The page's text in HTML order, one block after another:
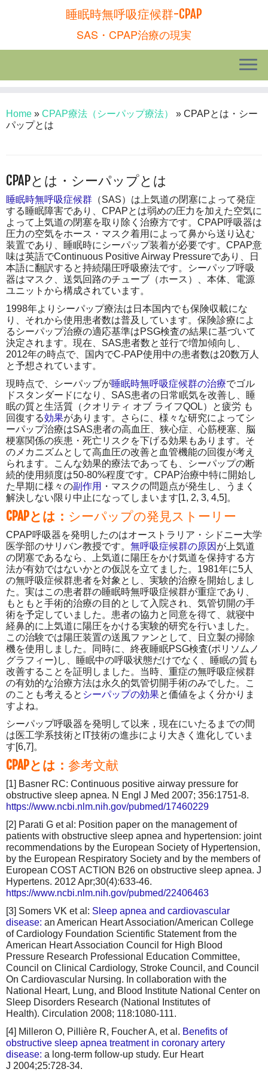
睡眠時無呼吸症候群-CPAP
SAS・CPAP治療の現実
Home » CPAP療法（シーパップ療法） » CPAPとは・シー
パップとは
CPAPとは・シーパップとは
睡眠時無呼吸症候群 （SAS）は上気道の閉塞によって発症
する睡眠障害であり、CPAPとは弱めの圧力を加えた空気に
よって上気道の閉塞を取り除く治療方です。CPAP呼吸器は
圧力の空気をホース・マスク着用によって鼻から送り込む
装置であり、睡眠時にシーパップ装着が必要です。CPAP意
味は英語でContinuous Positive Airway Pressureであり、日
本語に翻訳すると持続陽圧呼吸療法です。シーパップ呼吸
器はマスク、送気回路のチューブ（ホース）、本体、電源
ユニットから構成されています。
1998年よりシーパップ療法は日本国内でも保険収載にな
り、それから使用患者数は普及しています。保険診療によ
るシーパップ治療の適応基準はPSG検査の結果に基づいて
決定されます。現在、SAS患者数と並行で増加傾向し、
2012年の時点で、国内でC-PAP使用中の患者数は20数万人
と予想されています。
現時点で、シーパップが睡眠時無呼吸症候群の治療でゴル
ドスタンダードになり、SAS患者の日常眠気を改善し、睡
眠の質と生活質（クオリティ オブ ライフQOL）と疲労 も
回復する効果があります。さらに、様々な研究によってシ
ーパップ治療はSAS患者の高血圧、狭心症、心筋梗塞、脳
梗塞関係の疾患・死亡リスクを下げる効果もあります。そ
のメカニズムとして高血圧の改善と血管機能の回復が考え
られます。こんな効果的療法であっても、シーパップの断
続的使用頻度は50-80%程度です。CPAP治療中特に開始し
た早期に様々の副作用 ・マスクの問題点が発生し、うまく
解決しない限り中止になってしまいます[1, 2, 3, 4,5]。
CPAPとは： シーパップの発見ストーリー
CPAP呼吸器を発明したのはオーストラリア・シドニー大学
医学部のサリバン教授です。 無呼吸症候群の原因 が上気道
の閉塞であるなら、上気道に陽圧をかけ気道を保持する方
法が有効ではないかとの仮説を立てました。1981年に5人
の無呼吸症候群患者を対象とし、実験的治療を開始しまし
た。実はこの患者群の睡眠時無呼吸症候群が重症であり、
もともと手術的治療の目的として入院され、気管切開の手
術を予定していました。患者の協力と同意を得て、就寝中
経鼻的に上気道に陽圧をかける実験的研究を行いました。
この治験では陽圧装置の送風ファンとして、日立製の掃除
機を使用しました。同時に、終夜睡眠PSG検査(ポリソムノ
グラフィー)し、睡眠中の呼吸状態だけでなく、睡眠の質も
改善することを証明しました。当時、重症の無呼吸症候群
の有効的な治療方法は永久的気管切開手術のみでした。こ
のことも考えると シーパップの効果と価値をよく分かりま
すよね。
シーパップ呼吸器を発明して以来，現在にいたるまでの間
は医工学系技術とIT技術の進歩により大きく進化していま
す[6,7]。
CPAPとは： 参考文献
[1] Basner RC: Continuous positive airway pressure for
obstructive sleep apnea. N Engl J Med 2007; 356:1751-8.
https://www.ncbi.nlm.nih.gov/pubmed/17460229
[2] Parati G et al: Position paper on the management of
patients with obstructive sleep apnea and hypertension: joint
recommendations by the European Society of Hypertension,
by the European Respiratory Society and by the members of
European COST ACTION B26 on obstructive sleep apnea. J
Hypertens. 2012 Apr;30(4):633-46.
https://www.ncbi.nlm.nih.gov/pubmed/22406463
[3] Somers VK et al: Sleep apnea and cardiovascular
disease: an American Heart Association/American College
of Cardiology Foundation Scientific Statement from the
American Heart Association Council for High Blood
Pressure Research Professional Education Committee,
Council on Clinical Cardiology, Stroke Council, and Council
On Cardiovascular Nursing. In collaboration with the
National Heart, Lung, and Blood Institute National Center on
Sleep Disorders Research (National Institutes of
Health). Circulation 2008; 118:1080-111.
[4] Milleron O, Pillière R, Foucher A, et al. Benefits of
obstructive sleep apnea treatment in coronary artery
disease: a long-term follow-up study. Eur Heart
J 2004;25:728-34.